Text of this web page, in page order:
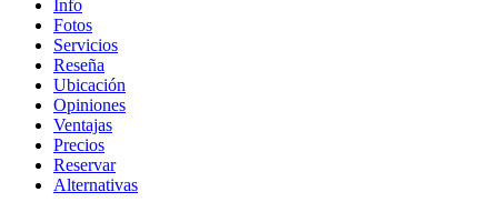
Info
Fotos
Servicios
Reseña
Ubicación
Opiniones
Ventajas
Precios
Reservar
Alternativas